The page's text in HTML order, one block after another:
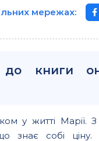
мережах:
до книги
у житті Марії.
знає собі ціну.